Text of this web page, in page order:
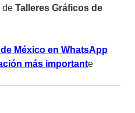
de Talleres Gráficos de
México en WhatsApp
más importante